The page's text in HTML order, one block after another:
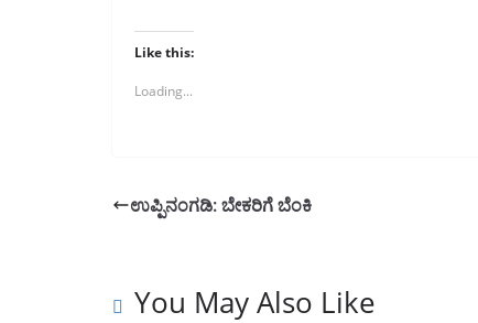
Like this:
Loading...
ಉಪ್ಪಿನಂಗಡಿ: ಬೇಕರಿಗೆ ಬೆಂಕಿ
You May Also Like